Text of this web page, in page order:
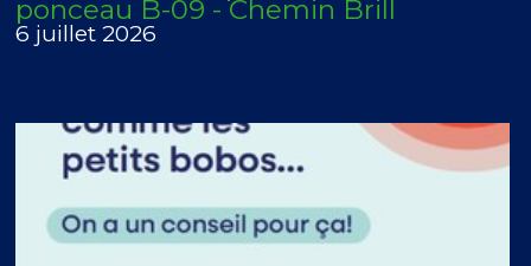
ponceau B-09 - Chemin Brill
6 juillet 2026